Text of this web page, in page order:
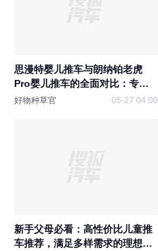
思漫特婴儿推车与朗纳铂老虎
Pro婴儿推车的全面对比：专家
的深度解析
好物种草官 05-27 04:00
新手父母必看：高性价比儿童推
车推荐，满足多样需求的理想选